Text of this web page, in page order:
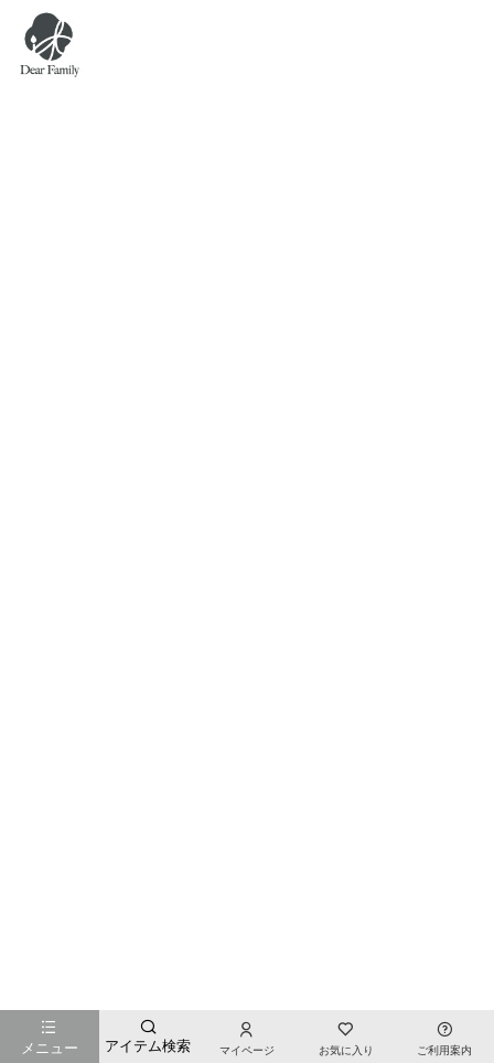
メニュー アイテム検索 マイページ お気に入り ご利用案内
お店のTOPページへ戻る